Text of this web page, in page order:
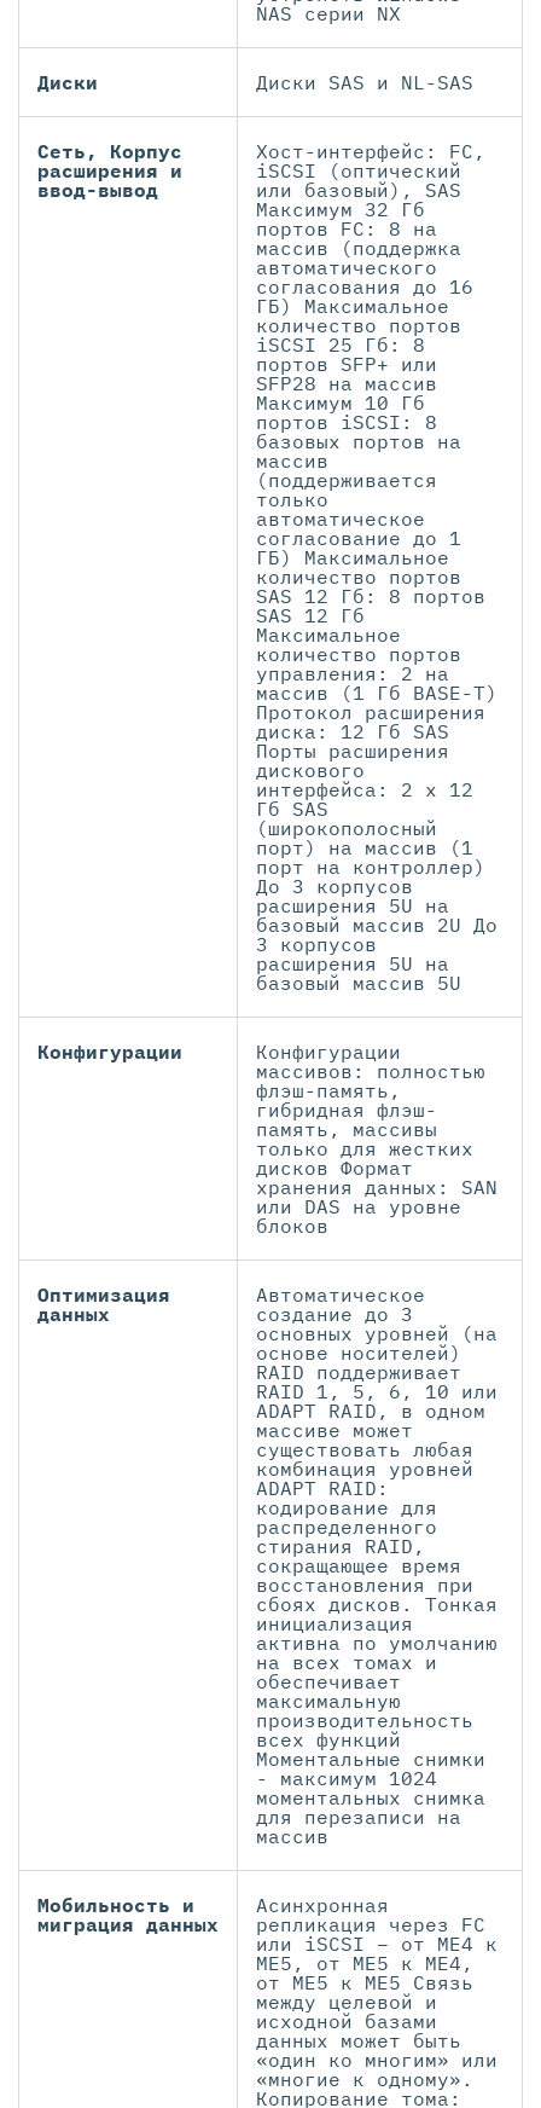
NAS серии NX
Диски Диски SAS и NL-SAS
Сеть, Корпус
расширения и
ввод-вывод
Хост-интерфейс: FC,
iSCSI (оптический
или базовый), SAS
Максимум 32 Гб
портов FC: 8 на
массив (поддержка
автоматического
согласования до 16
ГБ) Максимальное
количество портов
iSCSI 25 Гб: 8
портов SFP+ или
SFP28 на массив
Максимум 10 Гб
портов iSCSI: 8
базовых портов на
массив
(поддерживается
только
автоматическое
согласование до 1
ГБ) Максимальное
количество портов
SAS 12 Гб: 8 портов
SAS 12 Гб
Максимальное
количество портов
управления: 2 на
массив (1 Гб BASE-T)
Протокол расширения
диска: 12 Гб SAS
Порты расширения
дискового
интерфейса: 2 x 12
Гб SAS
(широкополосный
порт) на массив (1
порт на контроллер)
До 3 корпусов
расширения 5U на
базовый массив 2U До
3 корпусов
расширения 5U на
базовый массив 5U
Конфигурации
Конфигурации
массивов: полностью
флэш-память,
гибридная флэш-
память, массивы
только для жестких
дисков Формат
хранения данных: SAN
или DAS на уровне
блоков
Оптимизация
данных
Автоматическое
создание до 3
основных уровней (на
основе носителей)
RAID поддерживает
RAID 1, 5, 6, 10 или
ADAPT RAID, в одном
массиве может
существовать любая
комбинация уровней
ADAPT RAID:
кодирование для
распределенного
стирания RAID,
сокращающее время
восстановления при
сбоях дисков. Тонкая
инициализация
активна по умолчанию
на всех томах и
обеспечивает
максимальную
производительность
всех функций
Моментальные снимки
- максимум 1024
моментальных снимка
для перезаписи на
массив
Мобильность и
миграция данных
Асинхронная
репликация через FC
или iSCSI – от ME4 к
ME5, от ME5 к ME4,
от ME5 к ME5 Связь
между целевой и
исходной базами
данных может быть
«один ко многим» или
«многие к одному».
Копирование тома: